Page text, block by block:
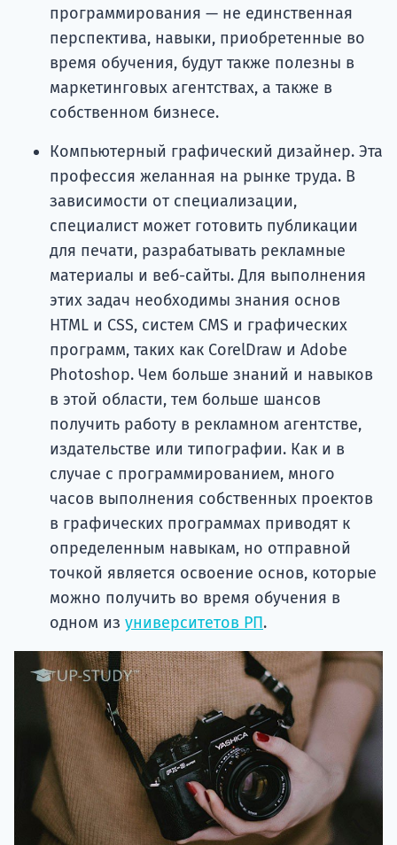
программирования — не единственная
перспектива, навыки, приобретенные во
время обучения, будут также полезны в
маркетинговых агентствах, а также в
собственном бизнесе.
Компьютерный графический дизайнер. Эта
профессия желанная на рынке труда. В
зависимости от специализации,
специалист может готовить публикации
для печати, разрабатывать рекламные
материалы и веб-сайты. Для выполнения
этих задач необходимы знания основ
HTML и CSS, систем CMS и графических
программ, таких как CorelDraw и Adobe
Photoshop. Чем больше знаний и навыков
в этой области, тем больше шансов
получить работу в рекламном агентстве,
издательстве или типографии. Как и в
случае с программированием, много
часов выполнения собственных проектов
в графических программах приводят к
определенным навыкам, но отправной
точкой является освоение основ, которые
можно получить во время обучения в
одном из университетов РП.